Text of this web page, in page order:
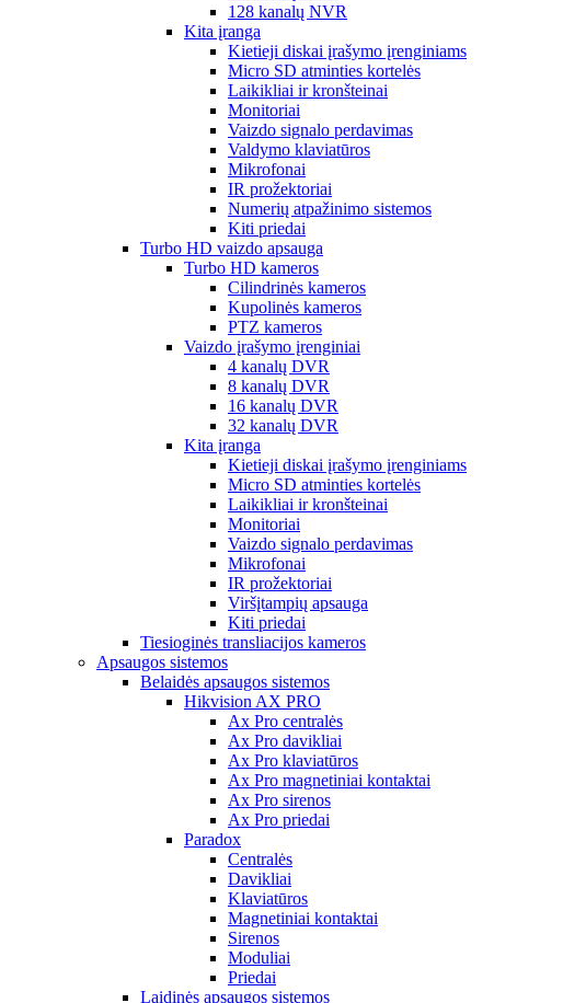
128 kanalų NVR
Kita įranga
Kietieji diskai įrašymo įrenginiams
Micro SD atminties kortelės
Laikikliai ir kronšteinai
Monitoriai
Vaizdo signalo perdavimas
Valdymo klaviatūros
Mikrofonai
IR prožektoriai
Numerių atpažinimo sistemos
Kiti priedai
Turbo HD vaizdo apsauga
Turbo HD kameros
Cilindrinės kameros
Kupolinės kameros
PTZ kameros
Vaizdo įrašymo įrenginiai
4 kanalų DVR
8 kanalų DVR
16 kanalų DVR
32 kanalų DVR
Kita įranga
Kietieji diskai įrašymo įrenginiams
Micro SD atminties kortelės
Laikikliai ir kronšteinai
Monitoriai
Vaizdo signalo perdavimas
Mikrofonai
IR prožektoriai
Viršįtampių apsauga
Kiti priedai
Tiesioginės transliacijos kameros
Apsaugos sistemos
Belaidės apsaugos sistemos
Hikvision AX PRO
Ax Pro centralės
Ax Pro davikliai
Ax Pro klaviatūros
Ax Pro magnetiniai kontaktai
Ax Pro sirenos
Ax Pro priedai
Paradox
Centralės
Davikliai
Klaviatūros
Magnetiniai kontaktai
Sirenos
Moduliai
Priedai
Laidinės apsaugos sistemos